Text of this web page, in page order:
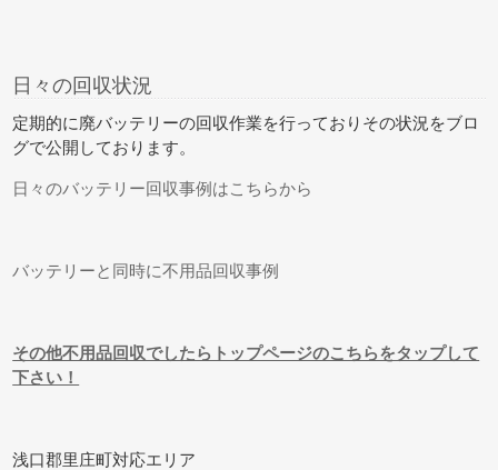
日々の回収状況
定期的に廃バッテリーの回収作業を行っておりその状況をブロ
グで公開しております。
日々のバッテリー回収事例はこちらから
バッテリーと同時に不用品回収事例
その他不用品回収でしたらトップページのこちらをタップして
下さい！
浅口郡里庄町対応エリア